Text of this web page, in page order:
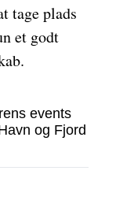
tage plads
et godt
events
og Fjord